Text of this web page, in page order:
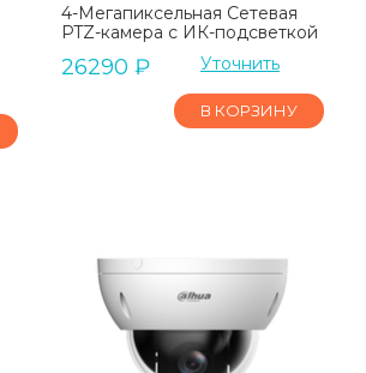
4-Мегапиксельная Сетевая
PTZ-камера с ИК-подсветкой
26290 ₽ Уточнить
В КОРЗИНУ